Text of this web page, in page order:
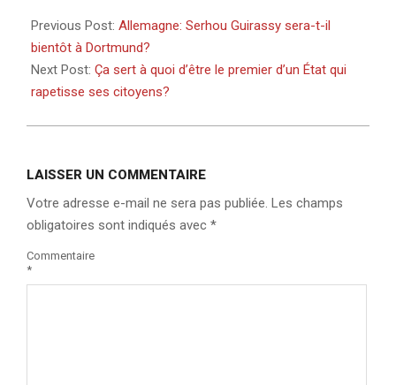
06-
29
Previous Post: Allemagne: Serhou Guirassy sera-t-il
bientôt à Dortmund?
Next Post: Ça sert à quoi d’être le premier d’un État qui
rapetisse ses citoyens?
LAISSER UN COMMENTAIRE
Votre adresse e-mail ne sera pas publiée. Les champs
obligatoires sont indiqués avec *
Commentaire
*